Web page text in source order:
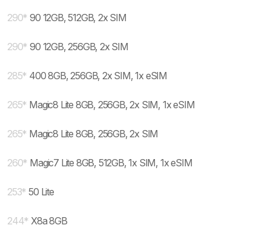
290* 90 12GB, 512GB, 2x SIM
290* 90 12GB, 256GB, 2x SIM
285* 400 8GB, 256GB, 2x SIM, 1x eSIM
265* Magic8 Lite 8GB, 256GB, 2x SIM, 1x eSIM
265* Magic8 Lite 8GB, 256GB, 2x SIM
260* Magic7 Lite 8GB, 512GB, 1x SIM, 1x eSIM
253* 50 Lite
244* X8a 8GB